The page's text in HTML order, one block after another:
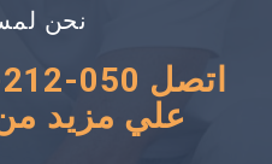
نحن
علي مزيد